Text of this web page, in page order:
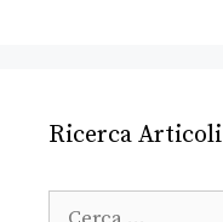
Ricerca Articoli